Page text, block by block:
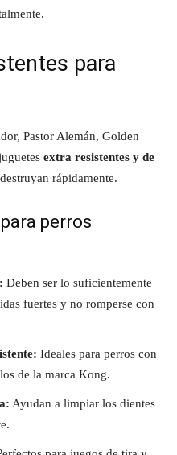
para
Pastor Alemán, Golden
extra resistentes y de
rápidamente.
perros
Deben ser lo suficientemente
fuertes y no romperse con
Ideales para perros con
de la marca Kong.
Ayudan a limpiar los dientes